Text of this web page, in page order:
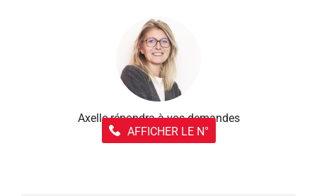
Axelle répondra à vos demandes
AFFICHER LE N°